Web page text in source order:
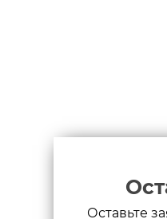
Оставьте